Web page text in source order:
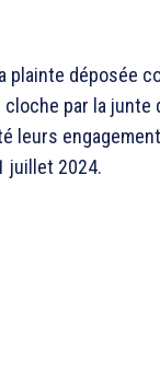
déposée
par la junte
leurs
juillet 2024.